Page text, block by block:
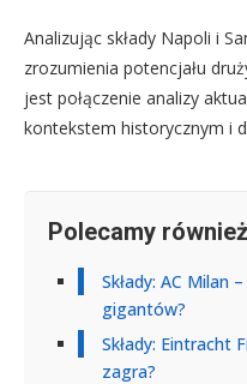
Analizując składy Napoli i
zrozumienia potencjału
jest połączenie analizy
kontekstem historycznym i
Polecamy
Składy: AC Milan
gigantów?
Składy: Eintracht
zagra?